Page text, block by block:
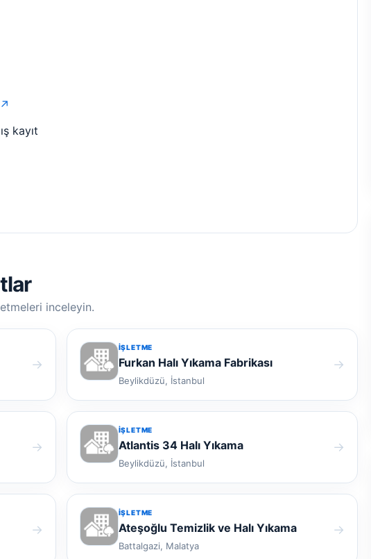
kayıt
inceleyin.
→
İŞLETME
Furkan Halı Yıkama Fabrikası
Beylikdüzü, İstanbul
→
→
İŞLETME
Atlantis 34 Halı Yıkama
Beylikdüzü, İstanbul
→
→
İŞLETME
Ateşoğlu Temizlik ve Halı Yıkama
Battalgazi, Malatya
→